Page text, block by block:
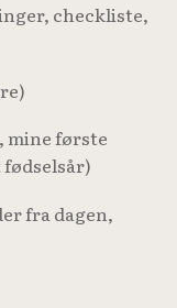
checkliste,
mine første
fra dagen,